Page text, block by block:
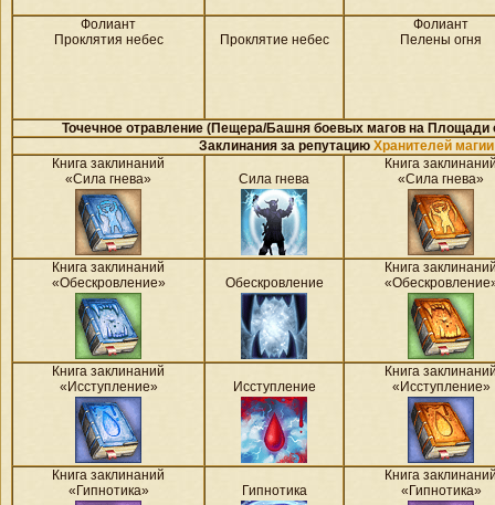
Фолиант
Проклятия небес
Проклятие небес
Фолиант
Пелены огня
Точечное отравление (Пещера/Башня боевых магов на Площади
Заклинания за репутацию Хранителей магии
Книга заклинаний
«Сила гнева»
Сила гнева
Книга
«Сила гнева»
Книга заклинаний
«Обескровление»
Обескровление
Книга
Книга заклинаний
«Исступление»
Исступление
Книга
«Исступление»
Книга заклинаний
«Гипнотика»
Гипнотика
Книга
«Гипнотика»